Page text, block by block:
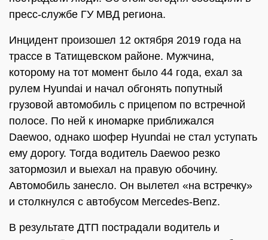
пресс-службе ГУ МВД региона.
Инцидент произошел 12 октября 2019 года на
трассе в Татищевском районе. Мужчина,
которому на тот момент было 44 года, ехал за
рулем Hyundai и начал обгонять попутный
грузовой автомобиль с прицепом по встречной
полосе. По ней к иномарке приближался
Daewoo, однако шофер Hyundai не стал уступать
ему дорогу. Тогда водитель Daewoo резко
затормозил и выехал на правую обочину.
Автомобиль занесло. Он вылетел «на встречку»
и столкнулся с автобусом Mercedes-Benz.
В результате ДТП пострадали водитель и